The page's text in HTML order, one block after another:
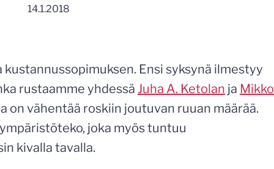
14.1.2018
kustannussopimuksen. Ensi syksynä ilmestyy
rustaamme yhdessä Juha A. Ketolan ja Mikko
on vähentää roskiin joutuvan ruuan määrää.
joka myös tuntuu
kivalla tavalla.